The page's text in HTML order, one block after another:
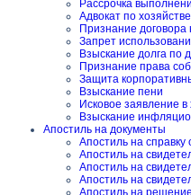
Рассрочка
Адвокат по
Признание
Запрет
Взыскание долга по
Признание права
Защита
Взыскание пени
Исковое заявление
Взыскание
Апостиль на документы
Апостиль на справку
Апостиль на
Апостиль на
Апостиль на
Апостиль на